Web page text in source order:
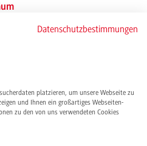
Studiengangsleiter der
und unermüdlicher Netzwerker.
oder rund um den Globus.
Datenschutzbestimmungen
platzieren, um unsere Webseite zu
und Ihnen ein großartiges Webseiten-
zu den von uns verwendeten Cookies